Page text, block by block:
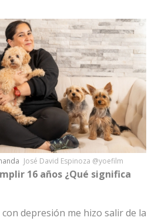
José David Espinoza @yoefilm
16 años ¿Qué significa
depresión me hizo salir de la